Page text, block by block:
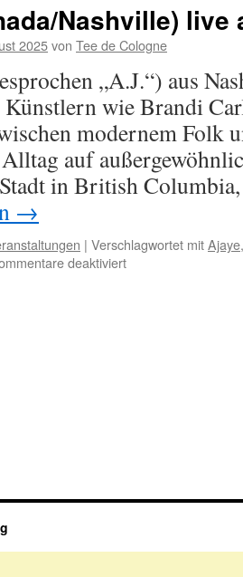
Nashville) live
2025von Tee de Cologne
„A.J.“) aus
wie Brandi
modernem Folk
auf
in British
→
| Verschlagwortet mitAjaye
deaktiviertfür